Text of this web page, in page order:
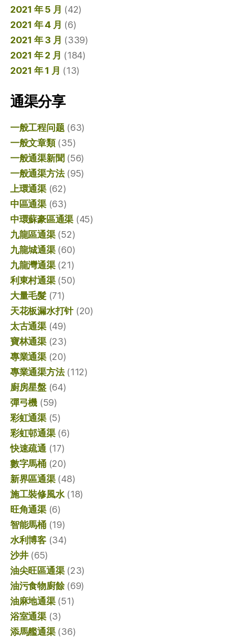
2021 年 5 月 (42)
2021 年 4 月 (6)
2021 年 3 月 (339)
2021 年 2 月 (184)
2021 年 1 月 (13)
通渠分享
一般工程问题(63)
一般文章類(35)
一般通渠新聞 (56)
一般通渠方法(95)
上環通渠(62)
中區通渠(63)
中環蘇豪區通渠 (45)
九龍區通渠(52)
九龍城通渠(60)
九龍灣通渠(21)
利東村通渠(50)
大量毛髮(71)
天花板漏水打针(20)
太古通渠(49)
寶林通渠(23)
專業通渠(20)
專業通渠方法(112)
廚房星盤(64)
彈弓機 (59)
彩虹通渠(5)
彩虹邨通渠(6)
快速疏通 (17)
數字馬桶(20)
新界區通渠(48)
施工裝修風水(18)
旺角通渠(6)
智能馬桶(19)
水利博客(34)
沙井(65)
油尖旺區通渠(23)
油污食物廚餘(69)
油麻地通渠(51)
浴室通渠(3)
添馬艦通渠(36)